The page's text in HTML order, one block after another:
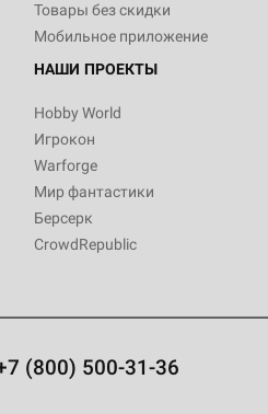
Товары без скидки
Мобильное приложение
НАШИ ПРОЕКТЫ
Hobby World
Игрокон
Warforge
Мир фантастики
Берсерк
CrowdRepublic
(800) 500-31-36